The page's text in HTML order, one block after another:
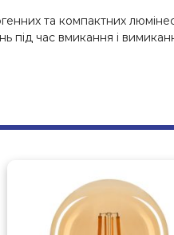
та компактних
під час вмикання і